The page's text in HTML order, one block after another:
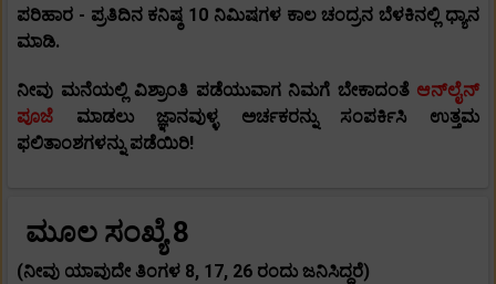
ಪರಿಹಾರ - ಪ್ರತಿದಿನ ಕನಿಷ್ಠ 10 ನಿಮಿಷಗಳ ಕಾಲ ಚಂದ್ರನ ಬೆಳಕಿನಲ್ಲಿ ಧ್ಯಾನ
ಮಾಡಿ.
ನೀವು ಮನೆಯಲ್ಲಿ ವಿಶ್ರಾಂತಿ ಪಡೆಯುವಾಗ ನಿಮಗೆ ಬೇಕಾದಂತೆ ಆನ್‌ಲೈನ್
ಪೂಜೆ ಮಾಡಲು ಜ್ಞಾನವುಳ್ಳ ಅರ್ಚಕರನ್ನು ಸಂಪರ್ಕಿಸಿ ಉತ್ತಮ
ಫಲಿತಾಂಶಗಳನ್ನು ಪಡೆಯಿರಿ!
ಮೂಲ ಸಂಖ್ಯೆ 8
(ನೀವು ಯಾವುದೇ ತಿಂಗಳ 8, 17, 26 ರಂದು ಜನಿಸಿದ್ದರೆ)